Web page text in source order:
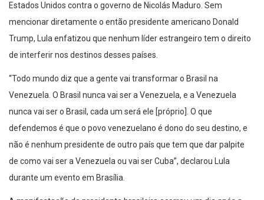
Estados Unidos contra o governo de Nicolás Maduro. Sem
mencionar diretamente o então presidente americano Donald
Trump, Lula enfatizou que nenhum líder estrangeiro tem o direito
de interferir nos destinos desses países.
“Todo mundo diz que a gente vai transformar o Brasil na
Venezuela. O Brasil nunca vai ser a Venezuela, e a Venezuela
nunca vai ser o Brasil, cada um será ele [próprio]. O que
defendemos é que o povo venezuelano é dono do seu destino, e
não é nenhum presidente de outro país que tem que dar palpite
de como vai ser a Venezuela ou vai ser Cuba”, declarou Lula
durante um evento em Brasília.